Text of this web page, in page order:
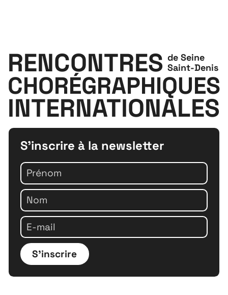
RENCONTRES
CHORÉGRAPHIQUES
INTERNATIONALES
de Seine
Saint-Denis
S'inscrire à la newsletter
S'inscrire